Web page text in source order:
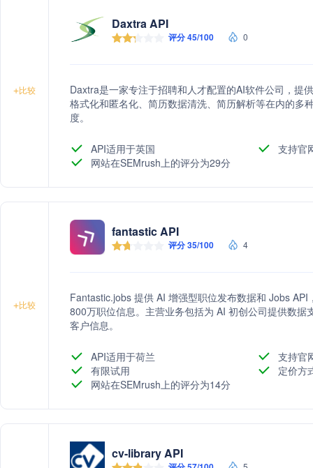
+比较
Daxtra API
评分 45/100 0
Daxtra是一家专注于招聘和人才配置的AI软件公司，提
格式化和匿名化、简历数据清洗、简历解析等在内的多
度。
API适用于英国
支持官
网站在SEMrush上的评分为29分
+比较
fantastic API
评分 35/100 4
Fantastic.jobs 提供 AI 增强型职位发布数据和 Jobs
800万职位信息。主营业务包括为 AI 初创公司提供数
客户信息。
API适用于荷兰
支持官
有限试用
定价方
网站在SEMrush上的评分为14分
cv-library API